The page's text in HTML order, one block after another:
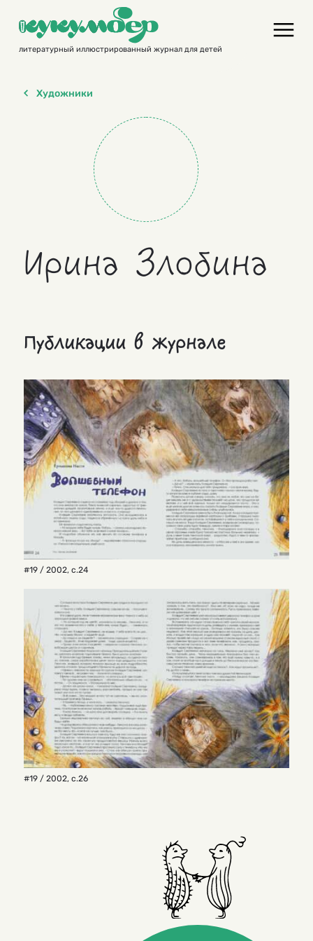
contentлитературный иллюстрированный журнал для детей
Художники
Ирина Злобина
Публикации в журнале
#19 / 2002, с.24
#19 / 2002, с.26